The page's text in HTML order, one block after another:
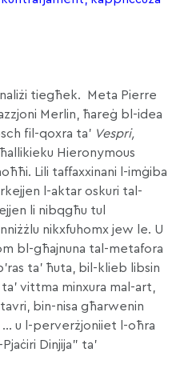
tiegħek. Meta Pierre
Merlin, ħareġ bl-idea
fil-qoxra ta’ Vespri,
Hieronymous
Lili taffaxxinani l-imġiba
l-aktar oskuri tal-
li nibqgħu tul
nikxfuhomx jew le. U
bl-għajnuna tal-metafora
ta’ ħuta, bil-klieb libsin
vittma minxura mal-art,
bin-nisa għarwenin
… u l-perverżjoniiet l-oħra
Dinjija” ta’